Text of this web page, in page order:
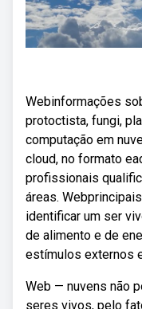
Webinformações
protoctista, fungi,
computação em
cloud, no formato
profissionais
áreas.
identificar um ser
de alimento e de
estímulos externos
Web — nuvens não
seres vivos, pelo